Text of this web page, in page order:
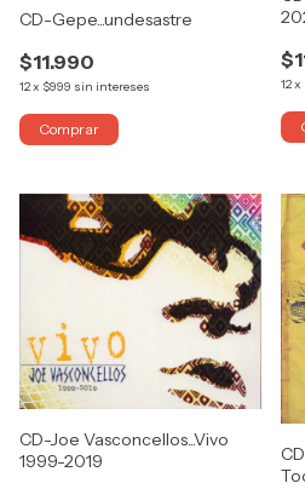
CD-Gepe...undesastre
$11.990
12x $999 sin intereses 12x
CD-Joe Vasconcellos...Vivo
1999-2019